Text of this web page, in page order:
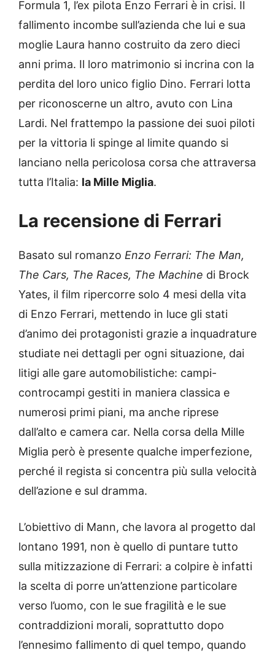
Formula 1, l’ex pilota Enzo Ferrari è in crisi. Il
fallimento incombe sull’azienda che lui e sua
moglie Laura hanno costruito da zero dieci
anni prima. Il loro matrimonio si incrina con la
perdita del loro unico figlio Dino. Ferrari lotta
per riconoscerne un altro, avuto con Lina
Lardi. Nel frattempo la passione dei suoi piloti
per la vittoria li spinge al limite quando si
lanciano nella pericolosa corsa che attraversa
tutta l’Italia: la Mille Miglia.
La recensione di Ferrari
Basato sul romanzo Enzo Ferrari: The Man,
The Cars, The Races, The Machine di Brock
Yates, il film ripercorre solo 4 mesi della vita
di Enzo Ferrari, mettendo in luce gli stati
d’animo dei protagonisti grazie a inquadrature
studiate nei dettagli per ogni situazione, dai
litigi alle gare automobilistiche: campi-
controcampi gestiti in maniera classica e
numerosi primi piani, ma anche riprese
dall’alto e camera car. Nella corsa della Mille
Miglia però è presente qualche imperfezione,
perché il regista si concentra più sulla velocità
dell’azione e sul dramma.
L’obiettivo di Mann, che lavora al progetto dal
lontano 1991, non è quello di puntare tutto
sulla mitizzazione di Ferrari: a colpire è infatti
la scelta di porre un’attenzione particolare
verso l’uomo, con le sue fragilità e le sue
contraddizioni morali, soprattutto dopo
l’ennesimo fallimento di quel tempo, quando